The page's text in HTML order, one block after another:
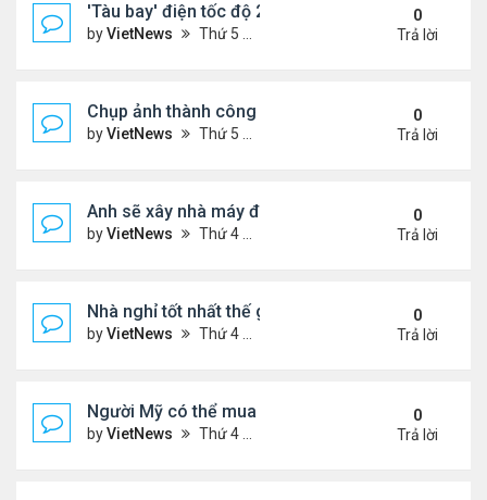
'Tàu bay' điện tốc độ 250 km/h
byVietNews Thứ 5 Tháng 5 12, 2022 10:25 am
0
Trả lời
Chụp ảnh thành công hố đen ở trung tâm dải
byVietNews Thứ 5 Tháng 5 12, 2022 9:59 am
0
Trả lời
Anh sẽ xây nhà máy điện mặt trời trong vũ trụ
byVietNews Thứ 4 Tháng 5 11, 2022 8:58 pm
0
Trả lời
Nhà nghỉ tốt nhất thế giới trên Airbnb
byVietNews Thứ 4 Tháng 5 11, 2022 8:57 pm
0
Trả lời
Người Mỹ có thể mua iPhone bằng tiền điện tử
byVietNews Thứ 4 Tháng 5 11, 2022 6:17 pm
0
Trả lời